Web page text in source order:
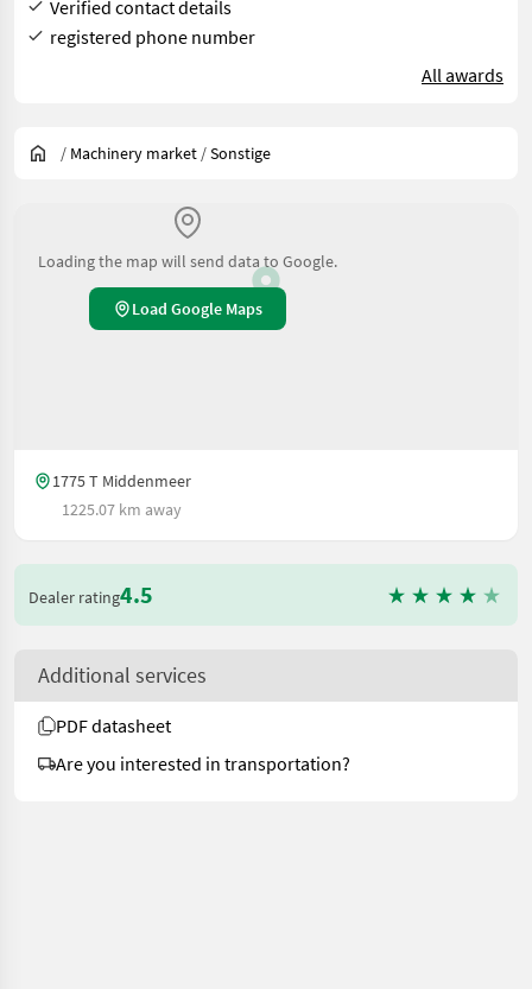
Verified contact details
registered phone number
All awards
/ Machinery market /Sonstige
Loading the map will send data to Google.
Load Google Maps
1775 T Middenmeer
1225.07 km away
Dealer rating4.5
Additional services
PDF datasheet
Are you interested in transportation?